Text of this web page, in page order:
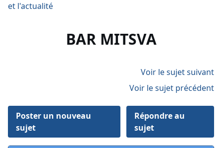
et l'actualité
BAR MITSVA
Voir le sujet suivant
Voir le sujet précédent
Poster un nouveau
sujet
Répondre au
sujet